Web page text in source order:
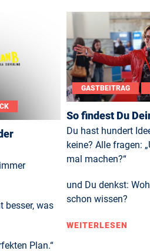
besser, was
Plan.“
GASTBEITRAG
So findest Du
Du hast hundert
keine? Alle fragen:
mal machen?“
und Du denkst:
schon wissen?
WEITERLESEN